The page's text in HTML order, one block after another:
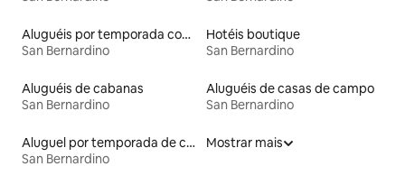
Aluguéis por temporada com banheira
San Bernardino
Hotéis boutique
San Bernardino
Aluguéis de cabanas
San Bernardino
Aluguéis de casas de campo
San Bernardino
Aluguel por temporada de casas de hóspedes
San Bernardino
Mostrar mais